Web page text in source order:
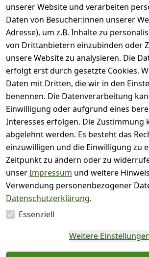
Kaemingk B.V.
Girlande Polyester
L.180cm B.15cm
Sofort versandfertig,
9,99 €
Hinzufügen
BOLTZE Gruppe GmbH
Girlande Silvia Metall
sort Stückpreis
0
Sofort versandfertig,
5,49 €*
unserer Website und verarbeiten
Daten von Besucher:innen unserer
Adresse), um z.B. Inhalte zu
von Drittanbietern einzubinden oder
unsere Website zu analysieren. Die
erfolgt erst durch gesetzte Cookies.
Daten mit Dritten, die wir in den
benennen. Die Datenverarbeitung
Einwilligung oder aufgrund eines
Interesses erfolgen. Die Zustimmung
abgelehnt werden. Es besteht das
einzuwilligen und die Einwilligung zu
Zeitpunkt zu ändern oder zu
unserImpressum und weitere
Verwendung personenbezogener
Datenschutzerklärung.
Essenziell
Weitere